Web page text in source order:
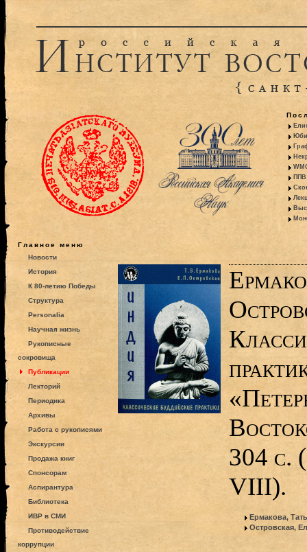
ППВ
Главное меню
Новости
История
К 80-летию Победы
Структура
Personalia
Научная жизнь
Рукописные
сокровища
Публикации
Лекторий
Периодика
Архивы
Работа с рукописями
Экскурсии
Продажа книг
Спонсорам
Аспирантура
Библиотека
ИВР в СМИ
Противодействие
коррупции
304 с.
VIII).
Ермакова,
Островская,